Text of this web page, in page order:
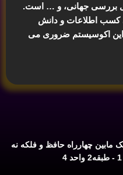
بررسی جهانی، و … است.
کسب اطلاعات و دانش
این اکوسیستم ضروری می
مابین چهارراه حافظ و فلکه نه